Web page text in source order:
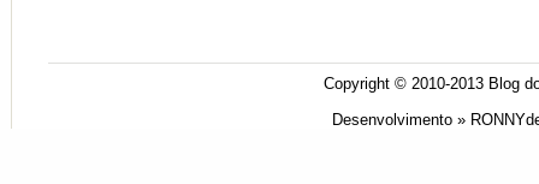
Copyright © 2010-2013 Blog
Desenvolvimento »